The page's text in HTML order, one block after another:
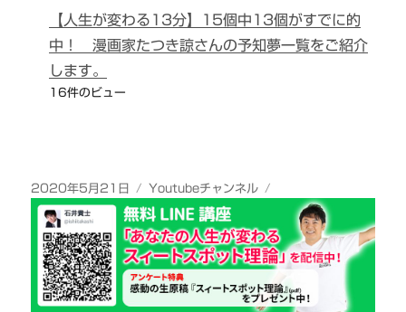
【人生が変わる13分】15個中13個がすでに的
中！ 漫画家たつき諒さんの予知夢一覧をご紹介
します。
16件のビュー
投
稿
2020年5月21日
カ
テ
ゴ
リ
ー
Youtubeチャンネル